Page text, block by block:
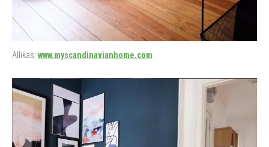
Allikas: www.myscandinavianhome.com